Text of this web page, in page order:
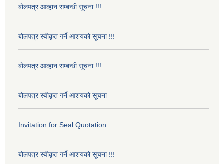
बोलपत्र आव्हान सम्बन्धी सूचना !!!
बोलपत्र स्वीकृत गर्ने आशयको सूचना !!!
बोलपत्र आव्हान सम्बन्धी सूचना !!!
बोलपत्र स्वीकृत गर्ने आशयको सूचना
Invitation for Seal Quotation
बोलपत्र स्वीकृत गर्ने आशयको सूचना !!!